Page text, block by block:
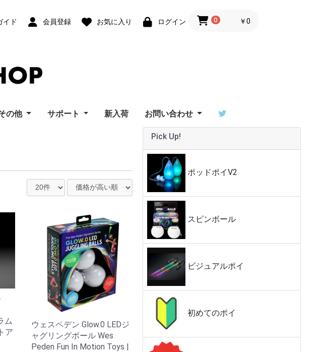
イド 会員登録 お気に入り ログイン 0 ￥0
の他 サポート 新入荷 お問い合わせ
ご利用ガイド
特定商取引法に基づく
表記
Flowtoys社製品の保
証について
Lighttoys社製品の保
証について
ビジュアルポイをご検
討中の方へ
お問い合わせフォーム
出演依頼はポイラボへ
ム
ア
ウェスペデン Glow.0 LEDジ
ャグリングボール Wes
Peden Fun In Motion Toys |
Pick Up!
ポッドポイV2
スピンボール
ビジュアルポイ
初めてのポイ